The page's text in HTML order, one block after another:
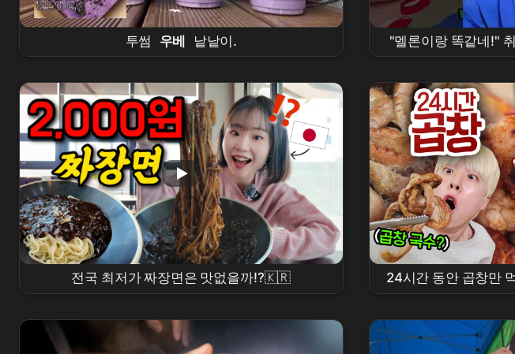
투썸 우베 낱낱이. "멜론이랑 똑같네!" 취
아버린
전국 최저가 짜장면은 맛없을까⁉️🇰🇷
24시간 동안 곱창만
서 먼저 포기